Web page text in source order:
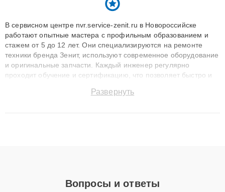
В сервисном центре nvr.service-zenit.ru в Новороссийске
работают опытные мастера с профильным образованием и
стажем от 5 до 12 лет. Они специализируются на ремонте
техники бренда Зенит, используют современное оборудование
и оригинальные запчасти. Каждый инженер регулярно
проходит обучение и сертификацию, что позволяет быстро и
сохранением гарантии до 3 лет. Наши мастера решают
Развернуть
Вопросы и ответы